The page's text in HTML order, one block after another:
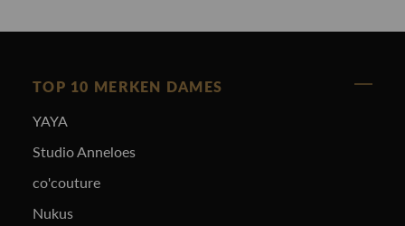
TOP 10 MERKEN DAMES
YAYA
Studio Anneloes
co'couture
Nukus